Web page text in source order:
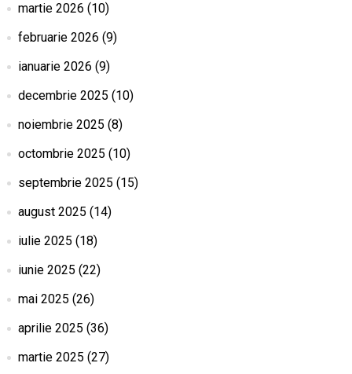
martie 2026 (10)
februarie 2026 (9)
ianuarie 2026 (9)
decembrie 2025 (10)
noiembrie 2025 (8)
octombrie 2025 (10)
septembrie 2025 (15)
august 2025 (14)
iulie 2025 (18)
iunie 2025 (22)
mai 2025 (26)
aprilie 2025 (36)
martie 2025 (27)